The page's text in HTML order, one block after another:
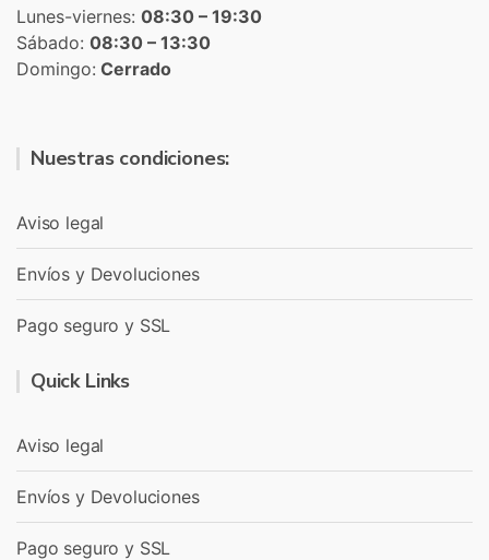
Lunes-viernes: 08:30 – 19:30
Sábado: 08:30 – 13:30
Domingo: Cerrado
Nuestras condiciones:
Aviso legal
Envíos y Devoluciones
Pago seguro y SSL
Quick Links
Aviso legal
Envíos y Devoluciones
Pago seguro y SSL